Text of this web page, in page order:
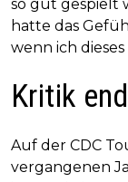
so gut gespielt
hatte das
wenn ich
Kritik
Auf der CDC
vergangenen